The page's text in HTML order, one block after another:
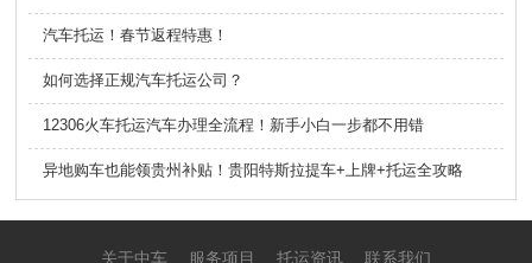
汽车托运！春节返程特惠！
如何选择正规汽车托运公司？
12306火车托运汽车办理全流程！新手小白一步都不用错
异地购车也能领贵州补贴！贵阳特斯拉提车+上牌+托运全攻略
关于中车 服务项目 托运资讯 联系我们